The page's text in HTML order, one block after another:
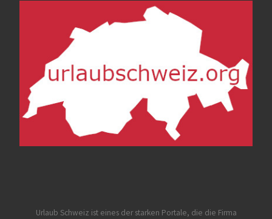
Urlaub Schweiz ist eines der starken Portale, die die Firma